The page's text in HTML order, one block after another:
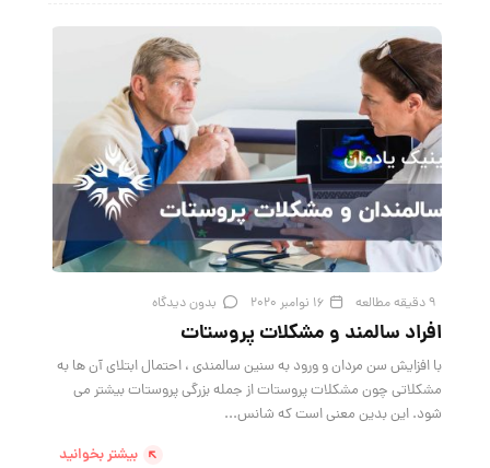
9 دقیقه مطالعه 16 نوامبر 2020 بدون دیدگاه
افراد سالمند و مشکلات پروستات
با افزایش سن مردان و ورود به سنین سالمندی ، احتمال ابتلای آن ها به
مشکلاتی چون مشکلات پروستات از جمله بزرگی پروستات بیشتر می
شود. این بدین معنی است که شانس...
بیشتر بخوانید